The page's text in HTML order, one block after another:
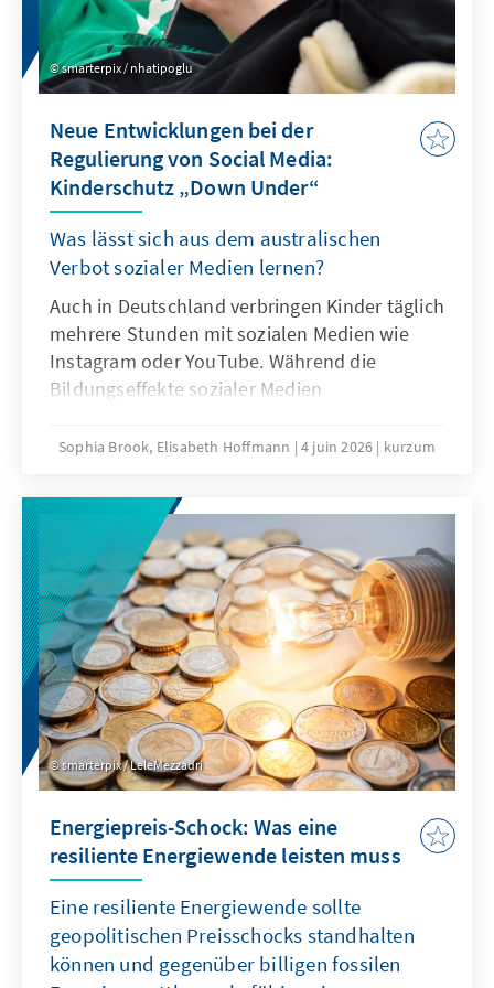
smarterpix / nhatipoglu
Neue Entwicklungen bei der
Regulierung von Social Media:
Kinderschutz „Down Under“
Was lässt sich aus dem australischen
Verbot sozialer Medien lernen?
Auch in Deutschland verbringen Kinder täglich
mehrere Stunden mit sozialen Medien wie
Instagram oder YouTube. Während die
Bildungseffekte sozialer Medien
für Suchtgefahr und weitere problematische
Ist das australische Verbot von Social Media
eine Antwort auf diese Herausforderung?
Sophia Brook, Elisabeth Hoffmann 4 juin 2026 kurzum
smarterpix / LeleMezzadri
Energiepreis-Schock: Was eine
resiliente Energiewende leisten muss
Eine resiliente Energiewende sollte
geopolitischen Preisschocks standhalten
können und gegenüber billigen fossilen